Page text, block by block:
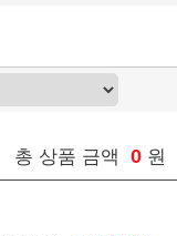
총 상품 금액 0 원